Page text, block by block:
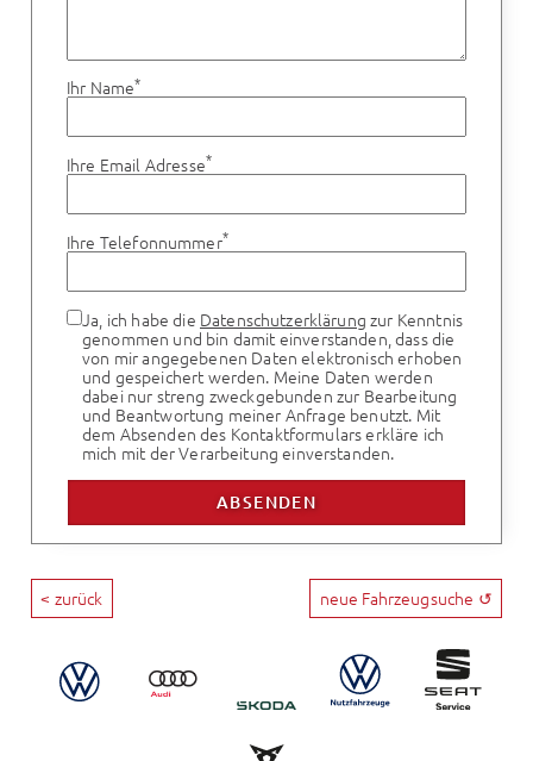
Ihr Name*
Ihre Email Adresse*
Ihre Telefonnummer*
Ja, ich habe die Datenschutzerklärung zur Kenntnis
genommen und bin damit einverstanden, dass die
von mir angegebenen Daten elektronisch erhoben
und gespeichert werden. Meine Daten werden
dabei nur streng zweckgebunden zur Bearbeitung
und Beantwortung meiner Anfrage benutzt. Mit
dem Absenden des Kontaktformulars erkläre ich
mich mit der Verarbeitung einverstanden.
< zurück neue Fahrzeugsuche ↺